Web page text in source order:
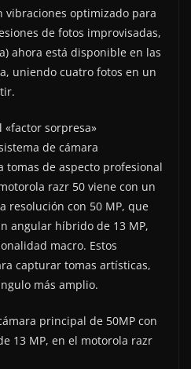
vibraciones optimizado para
de fotos improvisadas,
ahora está disponible en las
uniendo cuatro fotos en un
«factor sorpresa»
de cámara
tomas de aspecto profesional
razr 50 viene con un
resolución con 50 MP, que
angular híbrido de 13 MP,
macro. Estos
capturar tomas artísticas,
más amplio.
principal de 50MP con
13 MP, en el motorola razr